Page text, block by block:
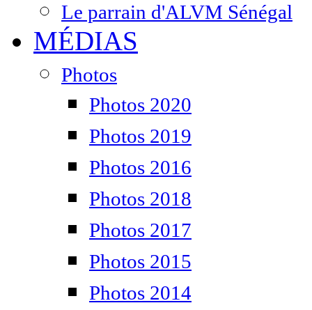
Le parrain d'ALVM Sénégal
MÉDIAS
Photos
Photos 2020
Photos 2019
Photos 2016
Photos 2018
Photos 2017
Photos 2015
Photos 2014